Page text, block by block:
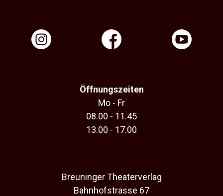
Öffnungszeiten
Mo - Fr
08.00 - 11.45
13.00 - 17.00
Breuninger Theaterverlag
Bahnhofstrasse 67